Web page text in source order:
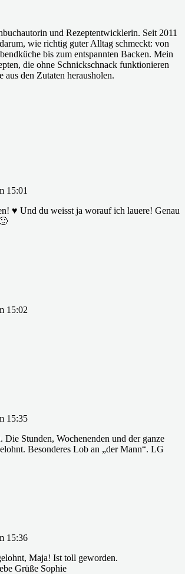
und Rezeptentwicklerin. Seit 2011
wie richtig guter Alltag schmeckt: von
bis zum entspannten Backen. Mein
die ohne Schnickschnack funktionieren
aus den Zutaten herausholen.
15:01
♥ Und du weisst ja worauf ich lauere! Genau
15:02
15:35
Die Stunden, Wochenenden und der ganze
Besonderes Lob an „der Mann“. LG
15:36
Maja! Ist toll geworden.
Grüße Sophie